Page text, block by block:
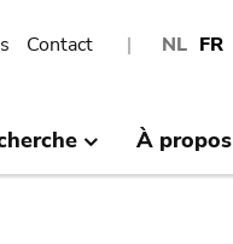
NL FR
Contact
À propos